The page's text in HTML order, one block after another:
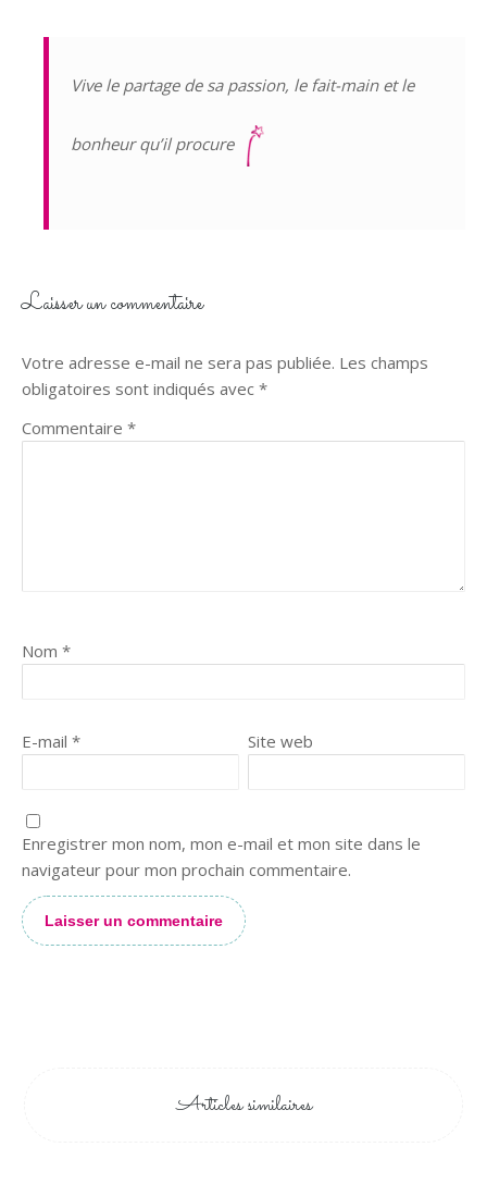
Vive le partage de sa passion, le fait-main et le
bonheur qu’il procure
Laisser un commentaire
Votre adresse e-mail ne sera pas publiée. Les champs
obligatoires sont indiqués avec *
Commentaire *
Nom *
E-mail * Site web
Enregistrer mon nom, mon e-mail et mon site dans le
navigateur pour mon prochain commentaire.
Articles similaires